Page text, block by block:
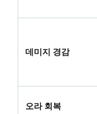
데미지 경감
오라 회복